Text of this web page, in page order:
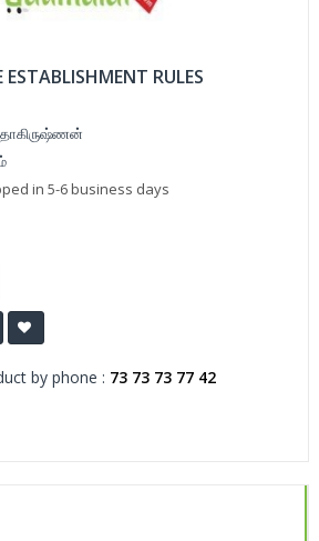
RULES
in 5-6 business days
by phone : 73 73 73 77 42